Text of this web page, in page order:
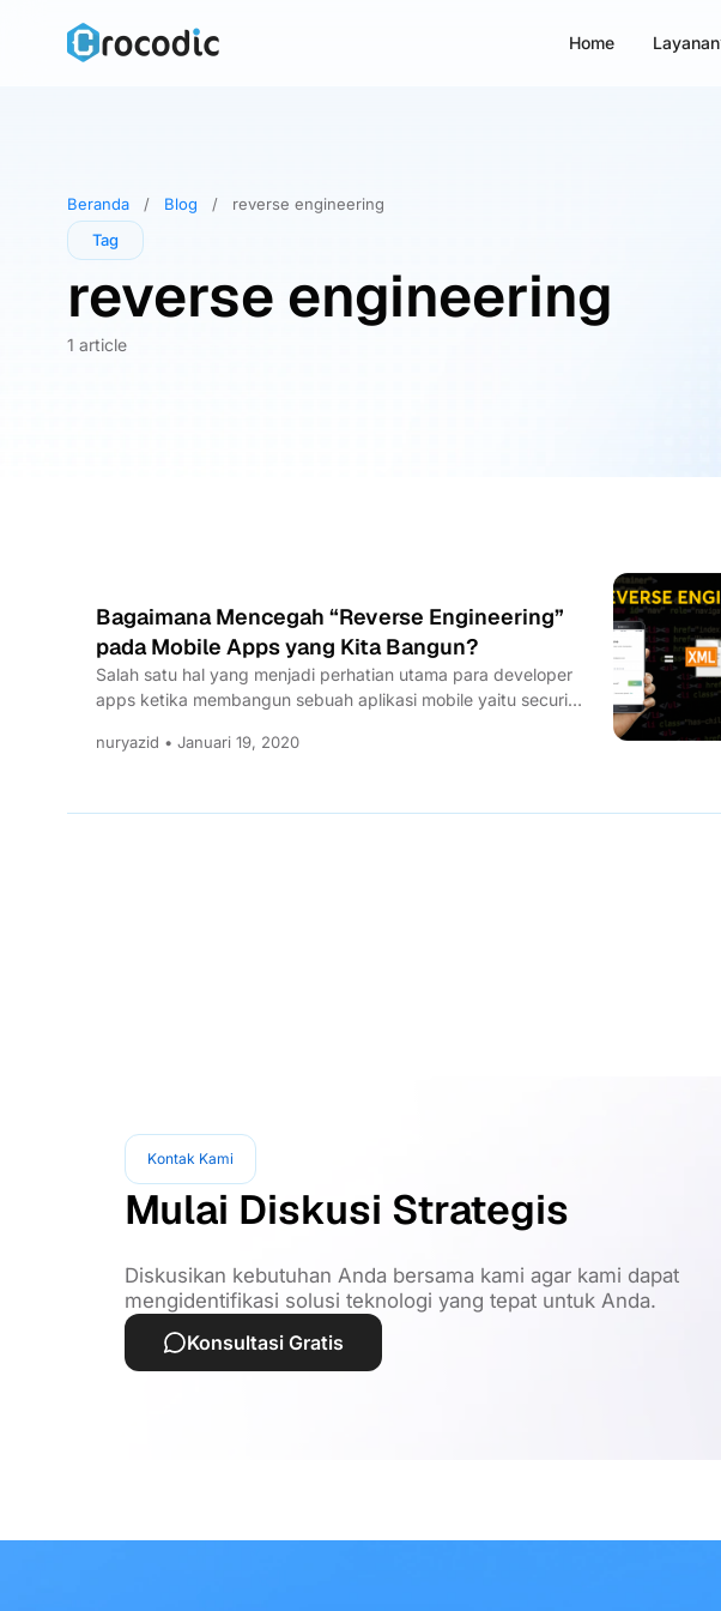
Home Layanan
Beranda / Blog /
reverse engineering
Tag
reverse engineering
1 article
Bagaimana Mencegah “Reverse Engineering”
pada Mobile Apps yang Kita Bangun?
Salah satu hal yang menjadi perhatian utama para developer
apps ketika membangun sebuah aplikasi mobile yaitu security
nuryazid • Januari 19, 2020
Kontak Kami
Mulai Diskusi Strategis
Diskusikan kebutuhan Anda bersama kami agar kami dapat
mengidentifikasi solusi teknologi yang tepat untuk Anda.
Konsultasi Gratis